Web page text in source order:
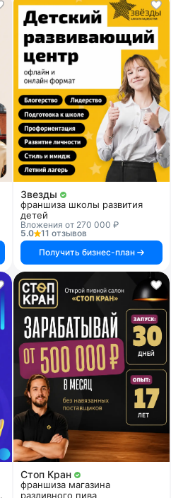
Звезды
франшиза школы развития
детей
Вложения от 270 000 ₽
5.0
11 отзывов
Получить бизнес-план
Стоп Кран
франшиза магазина
разливного пива